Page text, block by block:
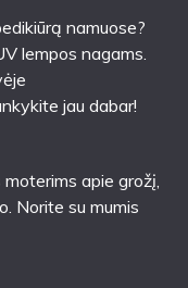
namuose?
lempos nagams.
jau dabar!
apie grožį,
Norite su mumis